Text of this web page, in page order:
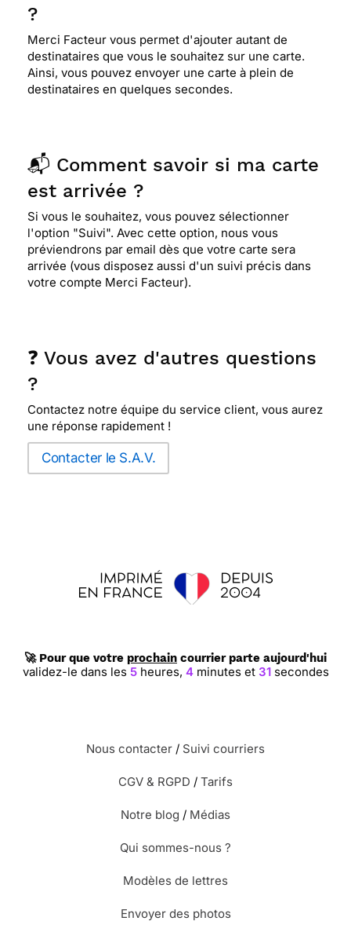
?
Merci Facteur vous permet d'ajouter autant de
destinataires que vous le souhaitez sur une carte.
Ainsi, vous pouvez envoyer une carte à plein de
destinataires en quelques secondes.
📬 Comment savoir si ma carte
est arrivée ?
Si vous le souhaitez, vous pouvez sélectionner
l'option "Suivi". Avec cette option, nous vous
préviendrons par email dès que votre carte sera
arrivée (vous disposez aussi d'un suivi précis dans
votre compte Merci Facteur).
❓ Vous avez d'autres questions
?
Contactez notre équipe du service client, vous aurez
une réponse rapidement !
Contacter le S.A.V.
🚀 Pour que votre prochain courrier parte aujourd'hui
validez-le dans les 5heures, 4minutes et 30 secondes
Nous contacter / Suivi courriers
CGV & RGPD / Tarifs
Notre blog / Médias
Qui sommes-nous ?
Modèles de lettres
Envoyer des photos